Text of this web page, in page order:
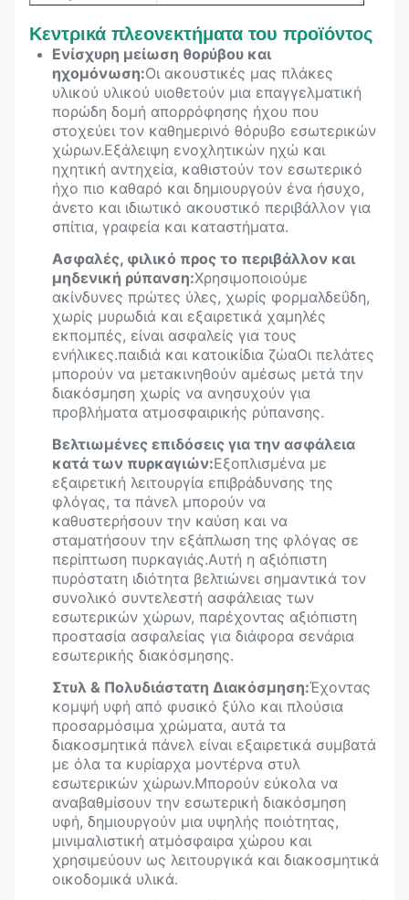
φωτιά
Περιβαλλοντικό
επίπεδο
Χαμηλή ποσότητα VOC,
φιλική προς το περιβάλλον
Κεντρική
λειτουργία
Απορρόφηση ήχου και
εσωτερική διακόσμηση
Πιστοποιητικό
CE, FSC, EN 13501-1 B,
ASTM E84 κατηγορία Α,
Κεντρικά πλεονεκτήματα του προϊόντος
Ενίσχυρη μείωση θορύβου και
ηχομόνωση:Οι ακουστικές μας πλάκες
υλικού υλικού υιοθετούν μια επαγγελματική
πορώδη δομή απορρόφησης ήχου που
στοχεύει τον καθημερινό θόρυβο εσωτερικών
χώρων.Εξάλειψη ενοχλητικών ηχώ και
ηχητική αντηχεία, καθιστούν τον εσωτερικό
ήχο πιο καθαρό και δημιουργούν ένα ήσυχο,
άνετο και ιδιωτικό ακουστικό περιβάλλον για
σπίτια, γραφεία και καταστήματα.
Ασφαλές, φιλικό προς το περιβάλλον και
μηδενική ρύπανση:Χρησιμοποιούμε
ακίνδυνες πρώτες ύλες, χωρίς φορμαλδεΰδη,
χωρίς μυρωδιά και εξαιρετικά χαμηλές
εκπομπές, είναι ασφαλείς για τους
ενήλικες.παιδιά και κατοικίδια ζώαΟι πελάτες
μπορούν να μετακινηθούν αμέσως μετά την
διακόσμηση χωρίς να ανησυχούν για
προβλήματα ατμοσφαιρικής ρύπανσης.
Βελτιωμένες επιδόσεις για την ασφάλεια
κατά των πυρκαγιών:Εξοπλισμένα με
εξαιρετική λειτουργία επιβράδυνσης της
φλόγας, τα πάνελ μπορούν να
καθυστερήσουν την καύση και να
σταματήσουν την εξάπλωση της φλόγας σε
περίπτωση πυρκαγιάς.Αυτή η αξιόπιστη
πυρόστατη ιδιότητα βελτιώνει σημαντικά τον
συνολικό συντελεστή ασφάλειας των
εσωτερικών χώρων, παρέχοντας αξιόπιστη
προστασία ασφαλείας για διάφορα σενάρια
εσωτερικής διακόσμησης.
Στυλ & Πολυδιάστατη Διακόσμηση:Έχοντας
κομψή υφή από φυσικό ξύλο και πλούσια
προσαρμόσιμα χρώματα, αυτά τα
διακοσμητικά πάνελ είναι εξαιρετικά συμβατά
με όλα τα κυρίαρχα μοντέρνα στυλ
εσωτερικών χώρων.Μπορούν εύκολα να
αναβαθμίσουν την εσωτερική διακόσμηση
υφή, δημιουργούν μια υψηλής ποιότητας,
μινιμαλιστική ατμόσφαιρα χώρου και
χρησιμεύουν ως λειτουργικά και διακοσμητικά
οικοδομικά υλικά.